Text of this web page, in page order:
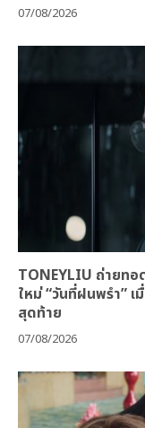
07/08/2026
TONEYLIU ถ่ายทอ
ใหม่ “วันที่ฝนพรำ”
สุดท้าย
07/08/2026